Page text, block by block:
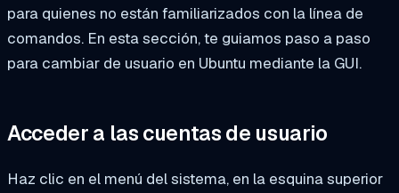
para quienes no están familiarizados con la línea de
comandos. En esta sección, te guiamos paso a paso
para cambiar de usuario en Ubuntu mediante la GUI.
Acceder a las cuentas de usuario
Haz clic en el menú del sistema, en la esquina superior